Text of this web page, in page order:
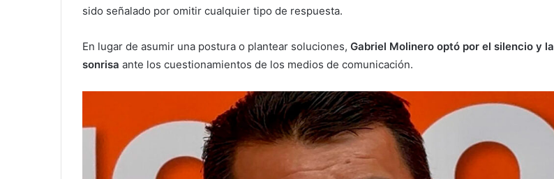
sido señalado por omitir cualquier tipo de respuesta.
En lugar de asumir una postura o plantear soluciones, Gabriel Molinero optó por el silencio y la
sonrisa ante los cuestionamientos de los medios de comunicación.